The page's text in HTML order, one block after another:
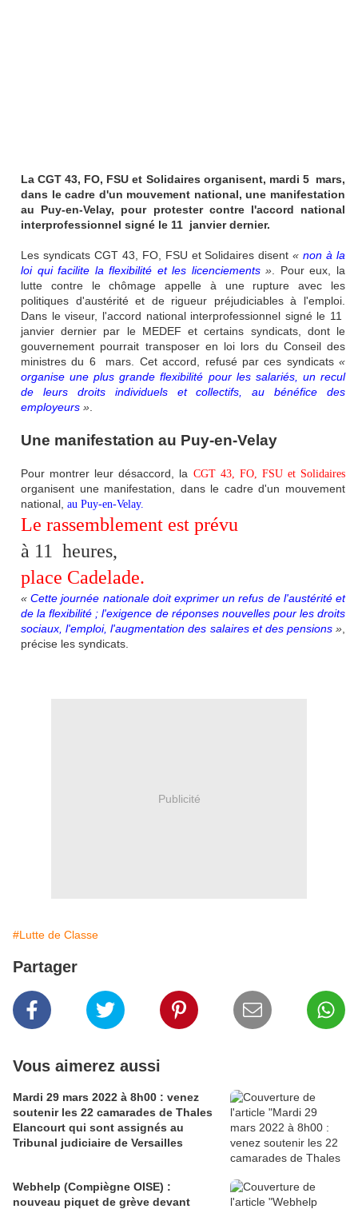
La CGT 43, FO, FSU et Solidaires organisent, mardi 5 mars,
dans le cadre d'un mouvement national, une manifestation
au Puy-en-Velay, pour protester contre l'accord national
interprofessionnel signé le 11 janvier dernier.
Les syndicats CGT 43, FO, FSU et Solidaires disent«non à la
loi qui facilite la flexibilité et les licenciements» . Pour eux, la
lutte contre le chômage appelle à une rupture avec les
politiques d'austérité et de rigueur préjudiciables à l'emploi.
Dans le viseur, l'accord national interprofessionnel signé le 11
janvier dernier par le MEDEF et certains syndicats, dont le
gouvernement pourrait transposer en loi lors du Conseil des
ministres du 6 mars. Cet accord, refusé par ces syndicats «
organise une plus grande flexibilité pour les salariés, un recul
de leurs droits individuels et collectifs, au bénéfice des
employeurs »
Une manifestation au Puy-en-Velay
Pour montrer leur désaccord, la CGT 43, FO, FSU et Solidaires
organisent une manifestation, dans le cadre d'un mouvement
national, au Puy-en-Velay.
Le rassemblement est prévu
à 11 heures,
place Cadelade.
«Cette journée nationale doit exprimer un refus de l'austérité et
de la flexibilité ; l'exigence de réponses nouvelles pour les droits
sociaux, l'emploi, l'augmentation des salaires et des pensions»
précise les syndicats.
Publicité
#Lutte de Classe
Partager
Vous aimerez aussi
Mardi 29 mars 2022 à 8h00 : venez
soutenir les 22 camarades de Thales
Elancourt qui sont assignés au
Tribunal judiciaire de Versailles
Webhelp (Compiègne OISE) :
nouveau piquet de grève devant